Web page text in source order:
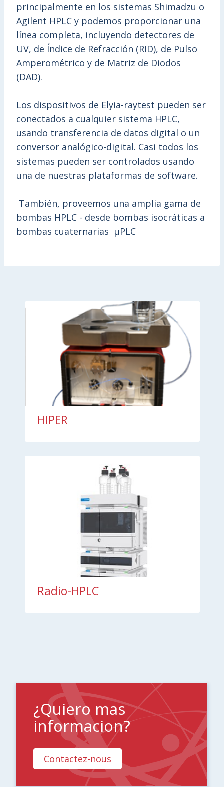
principalmente en los sistemas Shimadzu o
Agilent HPLC y podemos proporcionar una
línea completa, incluyendo detectores de
UV, de Índice de Refracción (RID), de Pulso
Amperométrico y de Matriz de Diodos
(DAD).
Los dispositivos de Elyia-raytest pueden ser
conectados a cualquier sistema HPLC,
usando transferencia de datos digital o un
conversor analógico-digital. Casi todos los
sistemas pueden ser controlados usando
una de nuestras plataformas de software.
También, proveemos una amplia gama de
bombas HPLC - desde bombas isocráticas a
bombas cuaternarias µPLC
HIPER
Radio-HPLC
¿Quiero mas
informacion?
Contactez-nous